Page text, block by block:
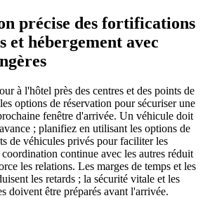
précise des fortifications
et hébergement avec
à l'hôtel près des centres et des points de
options de réservation pour sécuriser une
fenêtre d'arrivée. Un véhicule doit
; planifiez en utilisant les options de
de véhicules privés pour faciliter les
continue avec les autres réduit
les relations. Les marges de temps et les
les retards ; la sécurité vitale et les
doivent être préparés avant l'arrivée.